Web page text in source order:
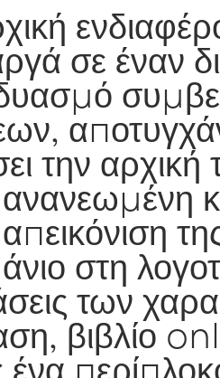
σε έναν
την
στη
των
βιβλίο